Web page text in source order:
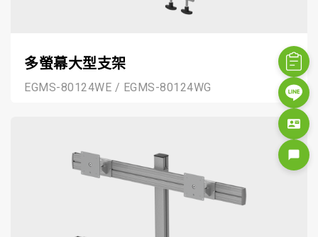
多螢幕大型支架
EGMS-80124WE / EGMS-80124WG
contact_mail
chat_bubble